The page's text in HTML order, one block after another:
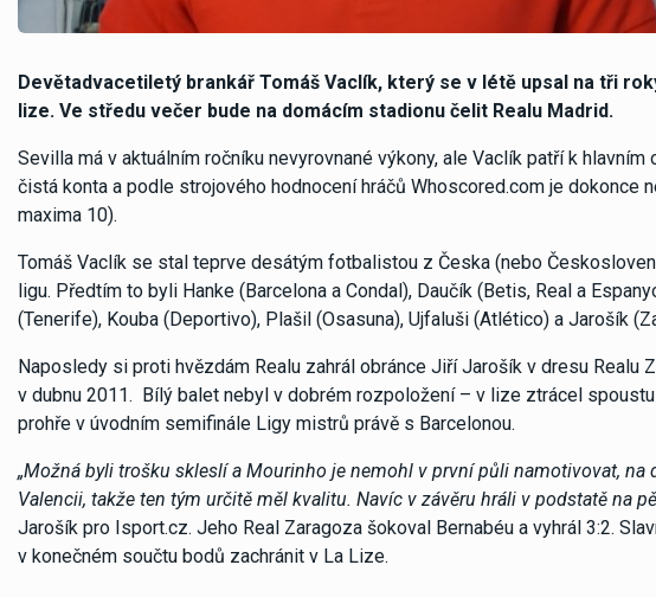
Devětadvacetiletý brankář Tomáš Vaclík, který se v létě upsal na tři
lize. Ve středu večer bude na domácím stadionu čelit Realu Madrid.
Sevilla má v aktuálním ročníku nevyrovnané výkony, ale Vaclík patří k
čistá konta a podle strojového hodnocení hráčů Whoscored.com je dokonce
maxima 10).
Tomáš Vaclík se stal teprve desátým fotbalistou z Česka (nebo
ligu. Předtím to byli Hanke (Barcelona a Condal), Daučík (Betis, Real a
(Tenerife), Kouba (Deportivo), Plašil (Osasuna), Ujfaluši (Atlético) a Jarošík
Naposledy si proti hvězdám Realu zahrál obránce Jiří Jarošík v dresu Realu
v dubnu 2011. Bílý balet nebyl v dobrém rozpoložení – v lize ztrácel
prohře v úvodním semifinále Ligy mistrů právě s Barcelonou.
„Možná byli trošku skleslí a Mourinho je nemohl v první půli namotivovat,
Valencii, takže ten tým určitě měl kvalitu. Navíc v závěru hráli v podstatě na
Jarošík pro Isport.cz. Jeho Real Zaragoza šokoval Bernabéu a vyhrál 3:2.
v konečném součtu bodů zachránit v La Lize.